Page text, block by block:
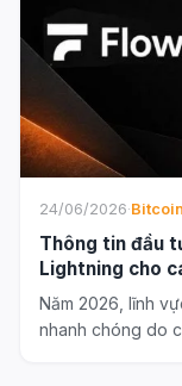
24/06/2026·
Thông tin đầu
Lightning cho
Năm 2026, lĩnh
nhanh chóng do